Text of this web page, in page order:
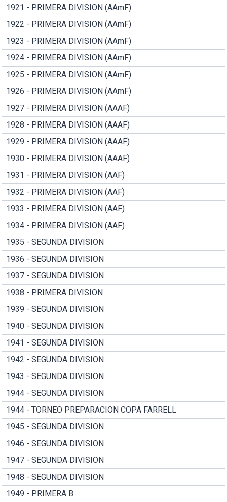
1921 - PRIMERA DIVISION (AAmF)
1922 - PRIMERA DIVISION (AAmF)
1923 - PRIMERA DIVISION (AAmF)
1924 - PRIMERA DIVISION (AAmF)
1925 - PRIMERA DIVISION (AAmF)
1926 - PRIMERA DIVISION (AAmF)
1927 - PRIMERA DIVISION (AAAF)
1928 - PRIMERA DIVISION (AAAF)
1929 - PRIMERA DIVISION (AAAF)
1930 - PRIMERA DIVISION (AAAF)
1931 - PRIMERA DIVISION (AAF)
1932 - PRIMERA DIVISION (AAF)
1933 - PRIMERA DIVISION (AAF)
1934 - PRIMERA DIVISION (AAF)
1935 - SEGUNDA DIVISION
1936 - SEGUNDA DIVISION
1937 - SEGUNDA DIVISION
1938 - PRIMERA DIVISION
1939 - SEGUNDA DIVISION
1940 - SEGUNDA DIVISION
1941 - SEGUNDA DIVISION
1942 - SEGUNDA DIVISION
1943 - SEGUNDA DIVISION
1944 - SEGUNDA DIVISION
1944 - TORNEO PREPARACION COPA FARRELL
1945 - SEGUNDA DIVISION
1946 - SEGUNDA DIVISION
1947 - SEGUNDA DIVISION
1948 - SEGUNDA DIVISION
1949 - PRIMERA B